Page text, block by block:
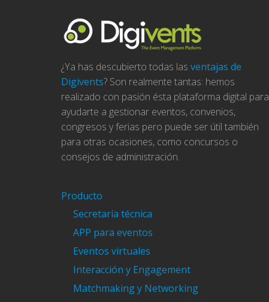
¿Ya has descubierto todas las ventajas de
Digivents? Son realmente tantas: hemos
realizado con pasión ésta plataforma digital para
ayudarte a gestionar eventos, convenios,
congresos y ferias pero puede ser útil también
para otras ocasiones, como concursos o
consejos de administración.
Producto
Secretaría técnica
APP para eventos
Eventos virtuales
Interacción y Engagement
Matchmaking y Networking